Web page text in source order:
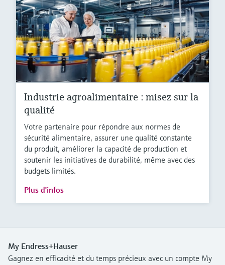
Industrie agroalimentaire : misez sur la
qualité
Votre partenaire pour répondre aux normes de
sécurité alimentaire, assurer une qualité constante
du produit, améliorer la capacité de production et
soutenir les initiatives de durabilité, même avec des
budgets limités.
Plus d'infos
My Endress+Hauser
Gagnez en efficacité et du temps précieux avec un compte My